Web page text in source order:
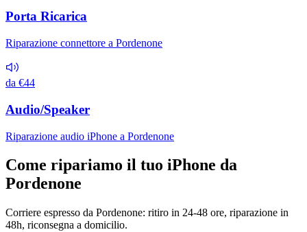
Porta Ricarica
Riparazione connettore a Pordenone
da €44
Audio/Speaker
Riparazione audio iPhone a Pordenone
Come ripariamo il tuo iPhone da
Pordenone
Corriere espresso da Pordenone: ritiro in 24-48 ore, riparazione in
48h, riconsegna a domicilio.